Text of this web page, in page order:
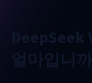
얼마입니